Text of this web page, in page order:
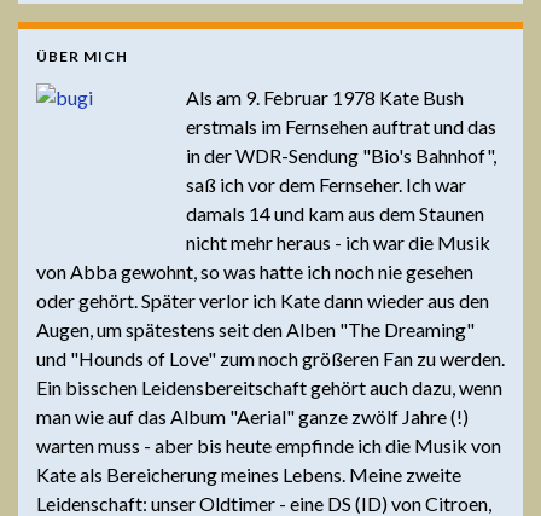
ÜBER MICH
Als am 9. Februar 1978 Kate Bush
erstmals im Fernsehen auftrat und das
in der WDR-Sendung "Bio's Bahnhof",
saß ich vor dem Fernseher. Ich war
damals 14 und kam aus dem Staunen
nicht mehr heraus - ich war die Musik
von Abba gewohnt, so was hatte ich noch nie gesehen
oder gehört. Später verlor ich Kate dann wieder aus den
Augen, um spätestens seit den Alben "The Dreaming"
und "Hounds of Love" zum noch größeren Fan zu werden.
Ein bisschen Leidensbereitschaft gehört auch dazu, wenn
man wie auf das Album "Aerial" ganze zwölf Jahre (!)
warten muss - aber bis heute empfinde ich die Musik von
Kate als Bereicherung meines Lebens. Meine zweite
Leidenschaft: unser Oldtimer - eine DS (ID) von Citroen,